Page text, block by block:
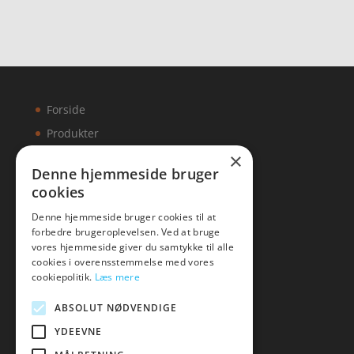
Forside
Produkter
Artikler
Malawigruppen
Mail:hej@malawigruppen.dk
×
Denne hjemmeside bruger
cookies
Denne hjemmeside bruger cookies til at
forbedre brugeroplevelsen. Ved at bruge
vores hjemmeside giver du samtykke til alle
cookies i overensstemmelse med vores
cookiepolitik. Læs mere
ABSOLUT NØDVENDIGE
YDEEVNE